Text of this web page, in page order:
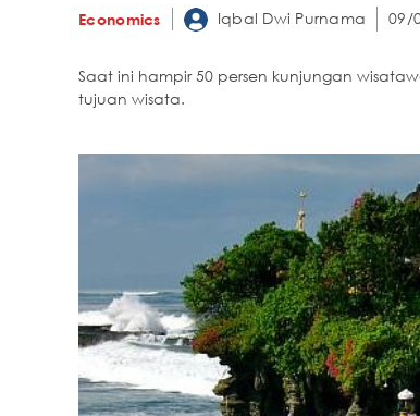
Economics Iqbal Dwi Purnama 09/
Saat ini hampir 50 persen kunjungan
tujuan wisata.